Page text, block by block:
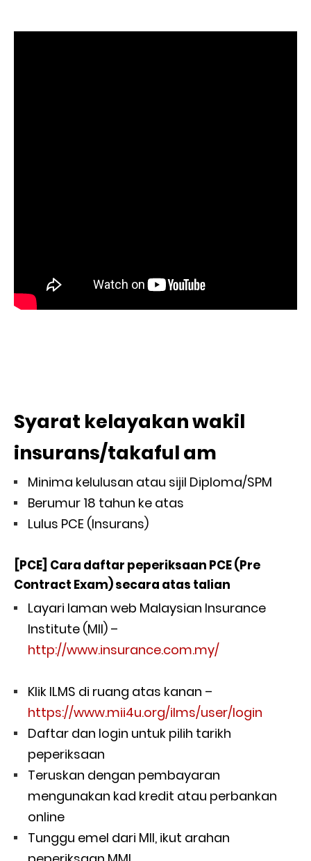
Syarat kelayakan wakil
insurans/takaful am
Minima kelulusan atau sijil Diploma/SPM
Berumur 18 tahun ke atas
Lulus PCE (Insurans)
[PCE] Cara daftar peperiksaan PCE (Pre
Contract Exam) secara atas talian
Layari laman web Malaysian Insurance
Institute (MII) –
http://www.insurance.com.my/
Klik ILMS di ruang atas kanan –
https://www.mii4u.org/ilms/user/login
Daftar dan login untuk pilih tarikh
peperiksaan
Teruskan dengan pembayaran
mengunakan kad kredit atau perbankan
online
Tunggu emel dari MII, ikut arahan